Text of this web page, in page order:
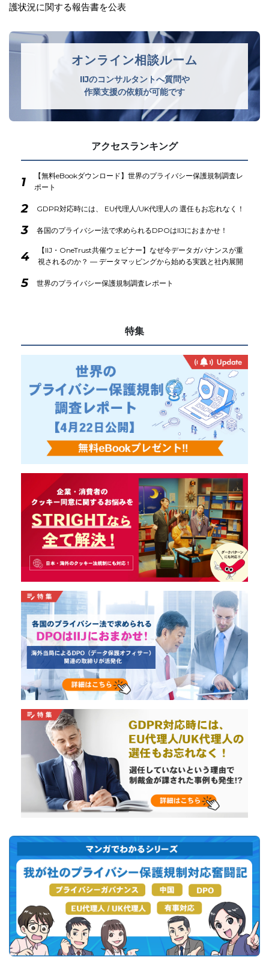
オンライン相談ルーム
IIJのコンサルタントへ質問や
作業支援の依頼が可能です
アクセスランキング
1
【無料eBookダウンロード】世界のプライバシー保護規制調査レ
ポート
2 GDPR対応時には、 EU代理人/UK代理人の 選任もお忘れなく！
3 各国のプライバシー法で求められるDPOはIIJにおまかせ！
4
【IIJ・OneTrust共催ウェビナー】なぜ今データガバナンスが重
視されるのか？ ― データマッピングから始める実践と社内展開
5 世界のプライバシー保護規制調査レポート
特集